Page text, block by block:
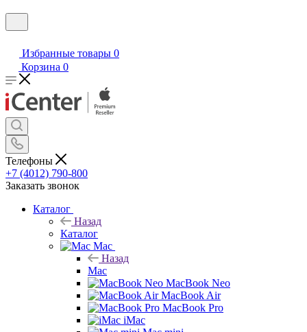
Избранные товары 0
Корзина 0
Телефоны
+7 (4012) 790-800
Заказать звонок
Каталог
Назад
Каталог
Mac
Назад
Mac
MacBook Neo
MacBook Air
MacBook Pro
iMac